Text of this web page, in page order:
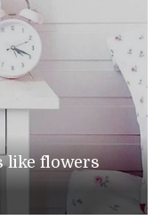
like flowers